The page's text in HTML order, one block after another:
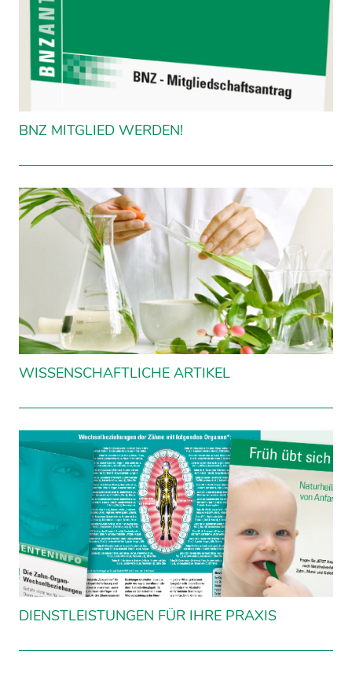
BNZ MITGLIED WERDEN!
WISSENSCHAFTLICHE ARTIKEL
DIENSTLEISTUNGEN FÜR IHRE PRAXIS